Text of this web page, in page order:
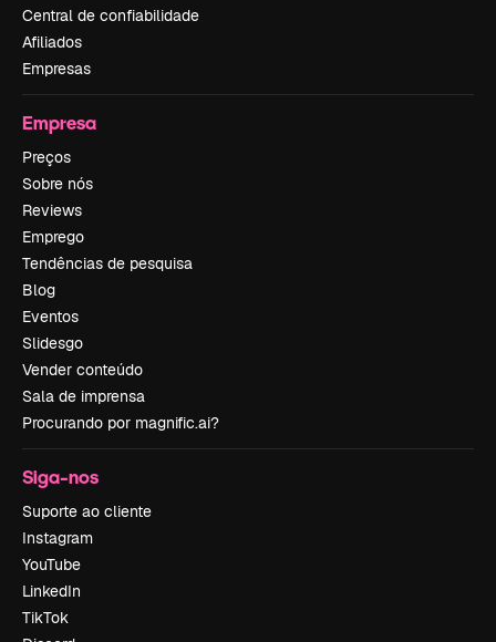
Central de confiabilidade
Afiliados
Empresas
Empresa
Preços
Sobre nós
Reviews
Emprego
Tendências de pesquisa
Blog
Eventos
Slidesgo
Vender conteúdo
Sala de imprensa
Procurando por magnific.ai?
Siga-nos
Suporte ao cliente
Instagram
YouTube
LinkedIn
TikTok